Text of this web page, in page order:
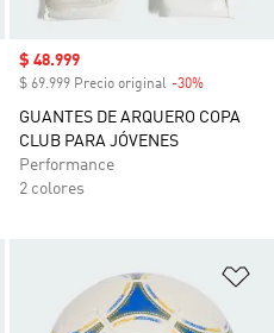
Precio de venta
$ 48.999
$ 69.999 Precio original -30%
GUANTES DE ARQUERO COPA
CLUB PARA JÓVENES
Performance
2 colores
a la lista de deseos